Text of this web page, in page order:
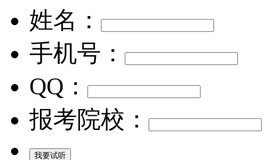
姓名：
手机号：
QQ：
报考院校：